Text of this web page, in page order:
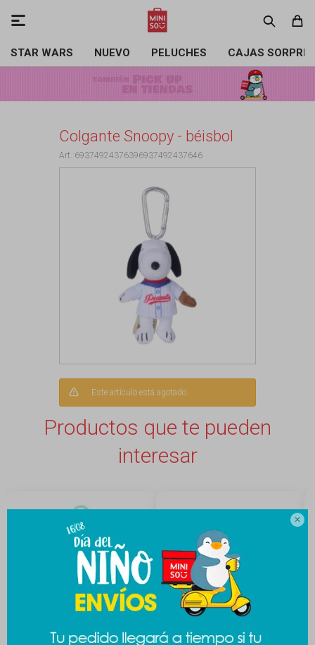

STAR WARS NUEVO PELUCHES CAJAS

Colgante Snoopy - béisbol
69374924376396937492437646
Este artículo está agotado.
Productos que te pueden
interesar